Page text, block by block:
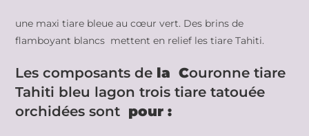
une maxi tiare bleue au cœur vert. Des brins de
flamboyant blancs mettent en relief les tiare Tahiti.
Les composants de la Couronne tiare
Tahiti bleu lagon trois tiare tatouée
orchidées sont pour :